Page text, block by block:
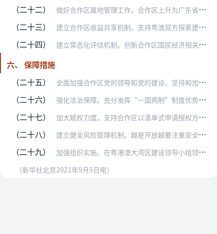
（二十二） 做好合作区属地管理工作。合作区上升为广东省管理。成立广东省委和省政府派出机构，集中精力抓好党的建设、国家安全、刑事司法、社会治安等工作，履行好属地管理职能，积极…
（二十三） 建立合作区收益共享机制。支持粤澳双方探索建立合作区收益共享机制，2024年前投资收益全部留给合作区管理委员会支配，用于合作区开发建设。中央财政对合作区给予补助，…
（二十四） 建立常态化评估机制。创新合作区国民经济相关数据统计方式，研究编制合作区促进澳门经济适度多元发展的指标体系，全面反映对促进澳门经济适度多元发展的贡献。立足横琴土地…
六、 保障措施
（二十五）
全面加强合作区党的领导和党的建设。坚持和加强党的全面领导，增强“四个意识”、坚定“四个自信”、做到“两个维护”，把党的领导贯穿合作区开发建设全过程。落实新时代党…
（二十六） 强化法治保障。充分发挥“一国两制”制度优势，在遵循宪法和澳门特别行政区基本法前提下，逐步构建民商事规则衔接澳门、接轨国际的制度体系。研究制定合作区条例，为合作区…
（二十七） 加大赋权力度。支持合作区以清单式申请授权方式，在经济管理、营商环境、市场监管等重点领域深化改革、扩大开放。有关改革开放政策措施，涉及需要调整现行法律的，由有关方…
（二十八） 建立健全风险管理机制。越是开放越要注重安全，强化底线思维，增强风险防范意识，及时研究处置合作区改革开放过程中的各种风险。综合运用稽查、核查、调查、缉私等监管手段…
（二十九）
加强组织实施。在粤港澳大湾区建设领导小组领导下，粤澳双方要切实履行主体责任，加快构建开放共享、运行有效的制度体系和管理机制，高标准、高质量推进合作区建设。合作区…
（新华社北京2021年9月5日电）